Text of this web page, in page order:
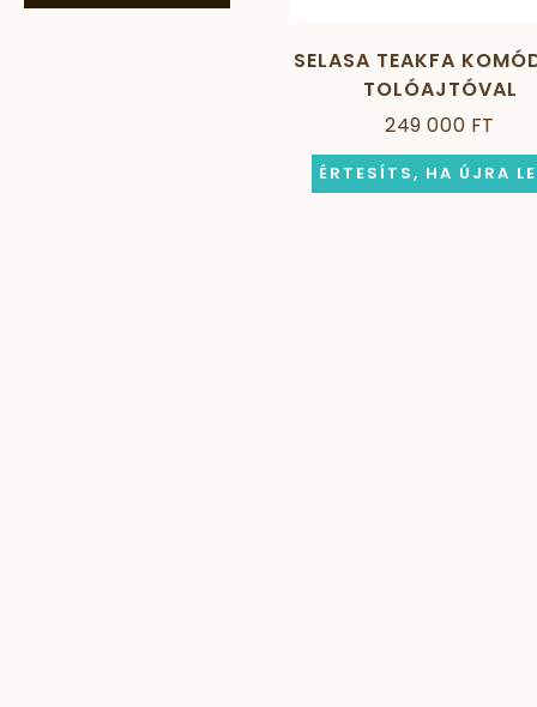
SELASA TEAKFA
TOLÓAJTÓVAL
249 000 FT
ÉRTESÍTS, HA ÚJRA